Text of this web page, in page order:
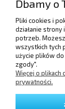
Dbamy o
Pliki cookies i
działanie strony
potrzeb.
wszystkich tych
użycie plików
zgody".
Więcej o plikach
prywatności.